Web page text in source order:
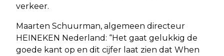
verkeer.
Maarten Schuurman, algemeen directeur
HEINEKEN Nederland: “Het gaat gelukkig de
goede kant op en dit cijfer laat zien dat When